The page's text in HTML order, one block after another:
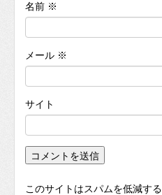
名前 ※
メール ※
サイト
このサイトはスパムを低減す